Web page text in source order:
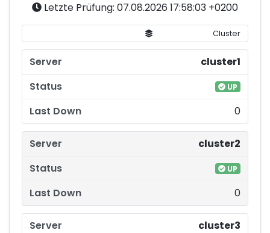
Letzte Prüfung: 07.08.2026 17:58:03 +0200
Cluster
cluster1
UP
0
cluster2
UP
0
cluster3